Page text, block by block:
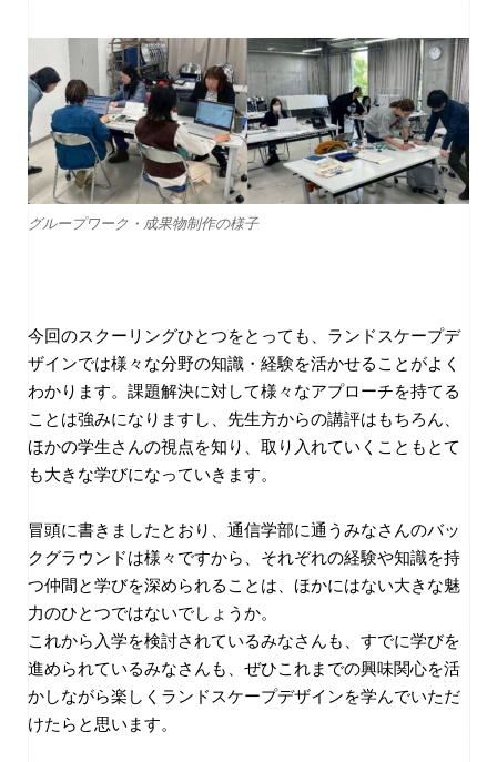
グループワーク・成果物制作の様子
今回のスクーリングひとつをとっても、ランドスケープデ
ザインでは様々な分野の知識・経験を活かせることがよく
わかります。課題解決に対して様々なアプローチを持てる
ことは強みになりますし、先生方からの講評はもちろん、
ほかの学生さんの視点を知り、取り入れていくこともとて
も大きな学びになっていきます。
冒頭に書きましたとおり、通信学部に通うみなさんのバッ
クグラウンドは様々ですから、それぞれの経験や知識を持
つ仲間と学びを深められることは、ほかにはない大きな魅
力のひとつではないでしょうか。
これから入学を検討されているみなさんも、すでに学びを
進められているみなさんも、ぜひこれまでの興味関心を活
かしながら楽しくランドスケープデザインを学んでいただ
けたらと思います。